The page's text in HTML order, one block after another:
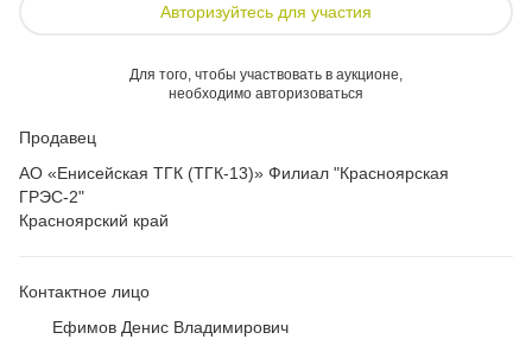
Авторизуйтесь для участия
Для того, чтобы участвовать в аукционе,
необходимо авторизоваться
Продавец
АО «Енисейская ТГК (ТГК-13)» Филиал "Красноярская
ГРЭС-2"
Красноярский край
Контактное лицо
Ефимов Денис Владимирович